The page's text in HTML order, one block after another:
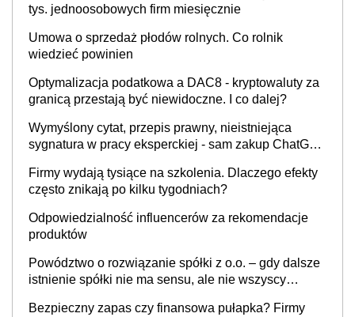
tys. jednoosobowych firm miesięcznie
Umowa o sprzedaż płodów rolnych. Co rolnik
wiedzieć powinien
Optymalizacja podatkowa a DAC8 - kryptowaluty za
granicą przestają być niewidoczne. I co dalej?
Wymyślony cytat, przepis prawny, nieistniejąca
sygnatura w pracy eksperckiej - sam zakup ChatGPT
Firmy wydają tysiące na szkolenia. Dlaczego efekty
często znikają po kilku tygodniach?
Odpowiedzialność influencerów za rekomendacje
produktów
Powództwo o rozwiązanie spółki z o.o. – gdy dalsze
istnienie spółki nie ma sensu, ale nie wszyscy
Bezpieczny zapas czy finansowa pułapka? Firmy